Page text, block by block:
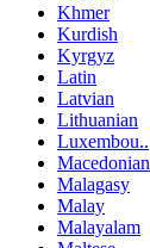
Khmer
Kurdish
Kyrgyz
Latin
Latvian
Lithuanian
Luxembou..
Macedonian
Malagasy
Malay
Malayalam